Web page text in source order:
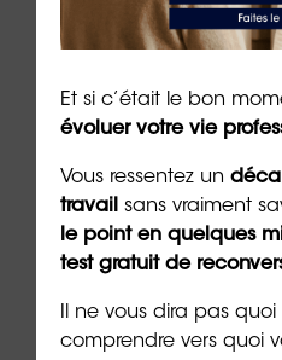
dans votre démarche et
professionnelle.
Et si c’était le bon
évoluer votre vie
Vous ressentez un
travail sans vraiment
le point en quelques
test gratuit de
Il ne vous dira pas
comprendre vers quoi